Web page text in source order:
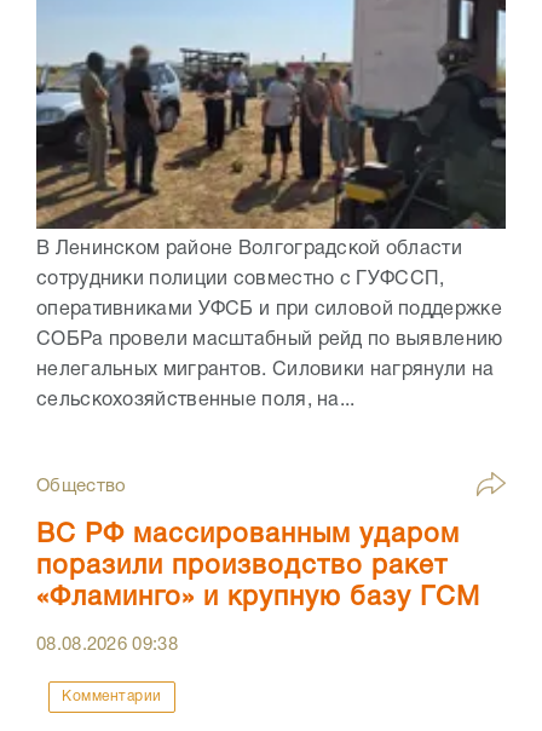
В Ленинском районе Волгоградской области
сотрудники полиции совместно с ГУФССП,
оперативниками УФСБ и при силовой поддержке
СОБРа провели масштабный рейд по выявлению
нелегальных мигрантов. Силовики нагрянули на
сельскохозяйственные поля, на...
Общество
ВС РФ массированным ударом
поразили производство ракет
«Фламинго» и крупную базу ГСМ
08.08.202609:38
Комментарии